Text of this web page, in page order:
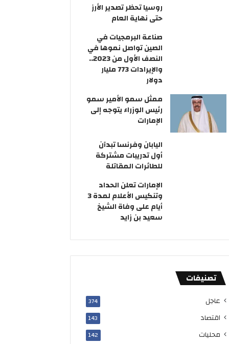
روسيا تحظر تصدير الأرز
حتى نهاية العام
صناعة البرمجيات في
الصين تواصل نموها في
النصف الأول من 2023..
والإيرادات 773 مليار
دولار
ممثل سمو الأمير سمو
رئيس الوزراء يتوجه إلى
الإمارات
اليابان وفرنسا تبدآن
أول تدريبات مشتركة
للطائرات المقاتلة
الإمارات تعلن الحداد
وتنكيس الأعلام لمدة 3
أيام على وفاة الشيخ
سعيد بن زايد
تصنيفات
عاجل 374
اقتصاد 143
محليات 142